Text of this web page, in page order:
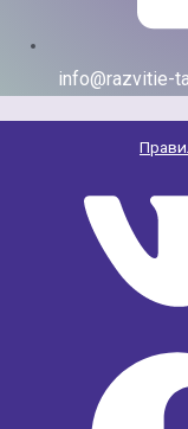
info@razvitie-